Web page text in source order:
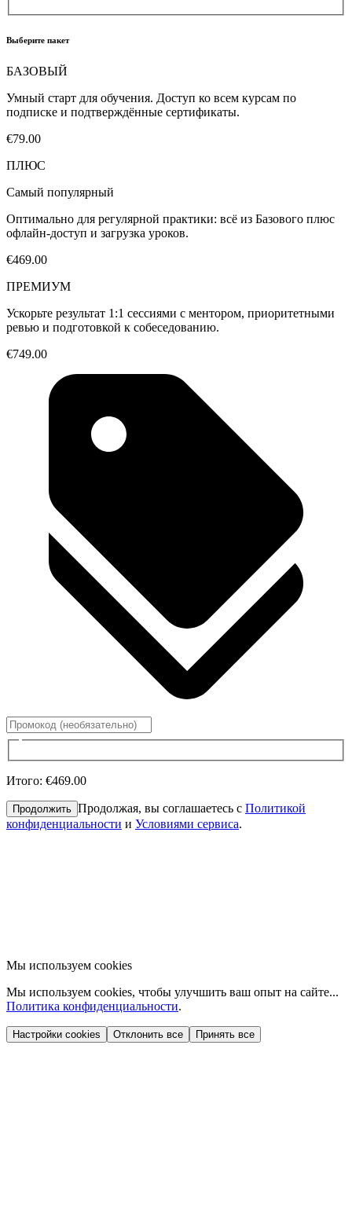
Выберите пакет
БАЗОВЫЙ
Умный старт для обучения. Доступ ко всем курсам по
подписке и подтверждённые сертификаты.
€79.00
ПЛЮС
Самый популярный
Оптимально для регулярной практики: всё из Базового плюс
офлайн-доступ и загрузка уроков.
€469.00
ПРЕМИУМ
Ускорьте результат 1:1 сессиями с ментором, приоритетными
ревью и подготовкой к собеседованию.
€749.00
Итого: €469.00
Продолжить Продолжая, вы соглашаетесь с Политикой
конфиденциальности и Условиями сервиса.
Мы используем cookies
Мы используем cookies, чтобы улучшить ваш опыт на сайте...
Политика конфиденциальности.
Настройки cookies Отклонить все Принять все